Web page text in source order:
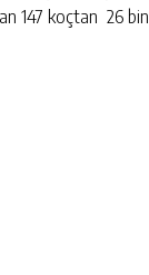
147 koçtan 26 bin